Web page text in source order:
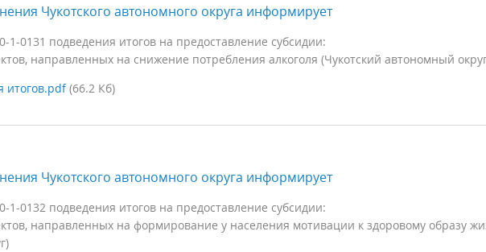
Чукотского автономного округа информирует
0131 подведения итогов на предоставление субсидии:
направленных на снижение потребления алкоголя (Чукотский автономный
итогов.pdf(66.2 Кб)
Чукотского автономного округа информирует
0132 подведения итогов на предоставление субсидии:
направленных на формирование у населения мотивации к здоровому образу